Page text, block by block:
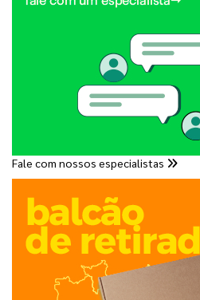
Fale com nossos especialistas